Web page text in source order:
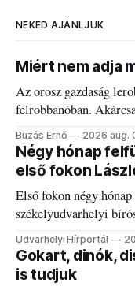
NEKED AJÁNLJUK
Miért nem adja
Az orosz gazdaság
felrobbanóban.
elégedetlen
Buzás Ernő 2026 aug.
Négy hónap
első fokon
Első fokon négy hónap
székelyudvarhelyi
Udvarhelyi Hírportál
Gokart, dinók,
is tudjuk